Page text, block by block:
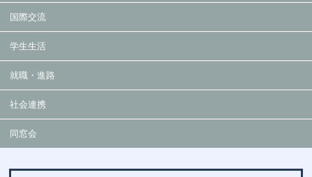
国際交流
学生生活
就職・進路
社会連携
同窓会